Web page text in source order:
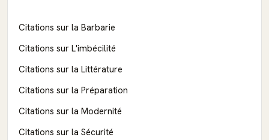
Citations sur la Barbarie
Citations sur L'imbécilité
Citations sur la Littérature
Citations sur la Préparation
Citations sur la Modernité
Citations sur la Sécurité